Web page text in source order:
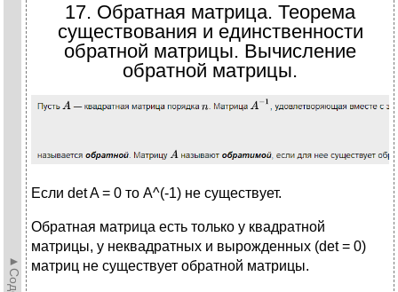
17. Обратная матрица. Теорема
существования и единственности
обратной матрицы. Вычисление
обратной матрицы.
Если det A = 0 то A^(-1) не существует.
Обратная матрица есть только у квадратной
матрицы, у неквадратных и вырожденных (det = 0)
матриц не существует обратной матрицы.